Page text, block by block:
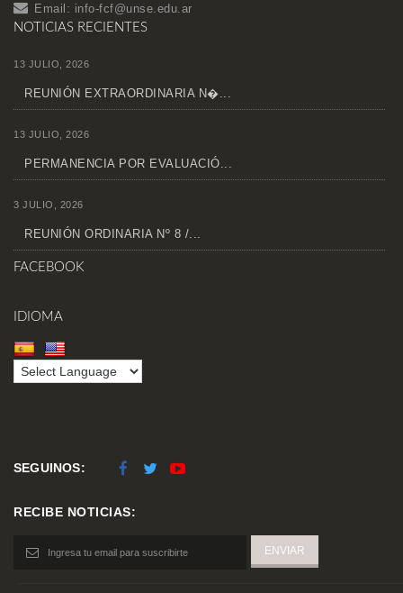
Email: info-fcf@unse.edu.ar
NOTICIAS RECIENTES
13 JULIO, 2026
REUNIÓN EXTRAORDINARIA N�...
13 JULIO, 2026
PERMANENCIA POR EVALUACIÓ...
3 JULIO, 2026
REUNIÓN ORDINARIA Nº 8 /...
FACEBOOK
IDIOMA
SEGUINOS:
RECIBE NOTICIAS: